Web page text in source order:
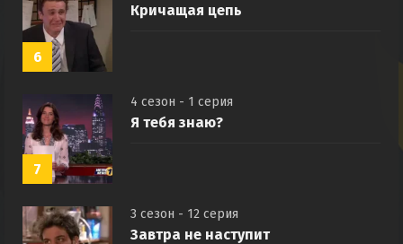
6
Кричащая цепь
7
4 сезон - 1 серия
Я тебя знаю?
3 сезон - 12 серия
Завтра не наступит